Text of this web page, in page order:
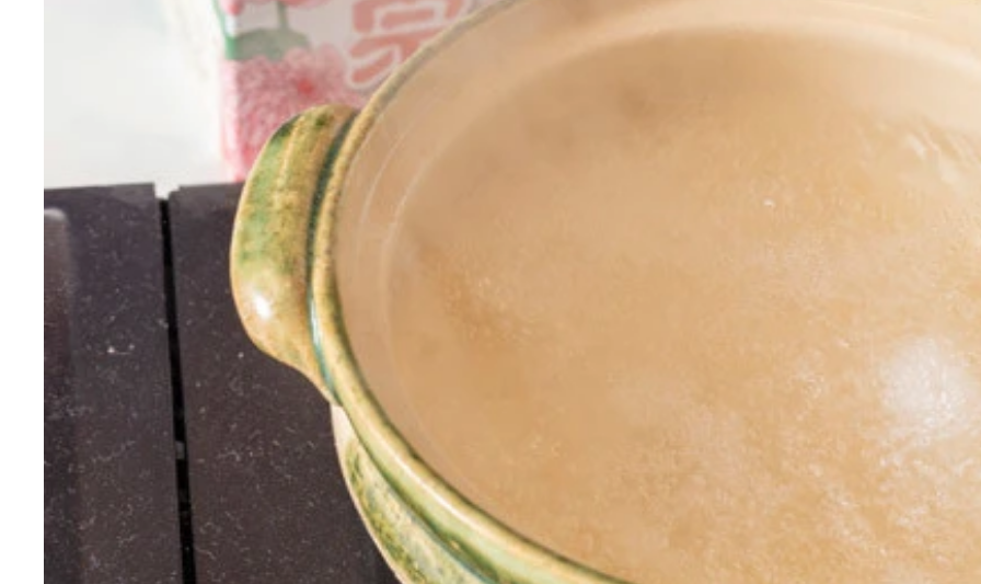
（１）食べる！ まずはビンの中身を空けるため、ホカホカご飯と一緒にひたすら食べる。ほかの容器に移すな
ろん最高にウマい
（２）洗う！ 中身を食べ終えたらビンの中にお湯を注ぎ、しっかり振ってこびりついた海苔を落とす。洗剤を
（３）クックパッド！ ティラミスの作り方を調べてみるも、「簡単」とうたいながらも初心者には難しそうな
ま使用することに
（４）移す！ スプーンを使って市販のティラミスを桃屋のビンに移していく。きれいに移す作業は案外難しい
（５）完成！ 「ティラミスですよ！」
週刊プレイボーイで「激ウマ！ バカレシピ研究所」を連載中の野島慎一郎氏